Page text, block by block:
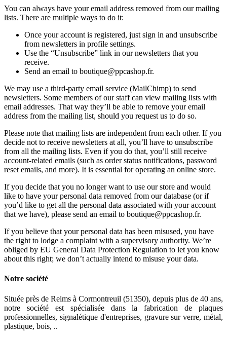
You can always have your email address removed from our mailing
lists. There are multiple ways to do it:
Once your account is registered, just sign in and unsubscribe
from newsletters in profile settings.
Use the “Unsubscribe” link in our newsletters that you
receive.
Send an email to boutique@ppcashop.fr.
We may use a third-party email service (MailChimp) to send
newsletters. Some members of our staff can view mailing lists with
email addresses. That way they’ll be able to remove your email
address from the mailing list, should you request us to do so.
Please note that mailing lists are independent from each other. If you
decide not to receive newsletters at all, you’ll have to unsubscribe
from all the mailing lists. Even if you do that, you’ll still receive
account-related emails (such as order status notifications, password
reset emails, and more). It is essential for operating an online store.
If you decide that you no longer want to use our store and would
like to have your personal data removed from our database (or if
you’d like to get all the personal data associated with your account
that we have), please send an email to boutique@ppcashop.fr.
If you believe that your personal data has been misused, you have
the right to lodge a complaint with a supervisory authority. We’re
obliged by EU General Data Protection Regulation to let you know
about this right; we don’t actually intend to misuse your data.
Notre société
Située près de Reims à Cormontreuil (51350), depuis plus de 40 ans,
notre société est spécialisée dans la fabrication de plaques
professionnelles, signalétique d'entreprises, gravure sur verre, métal,
plastique, bois, ..